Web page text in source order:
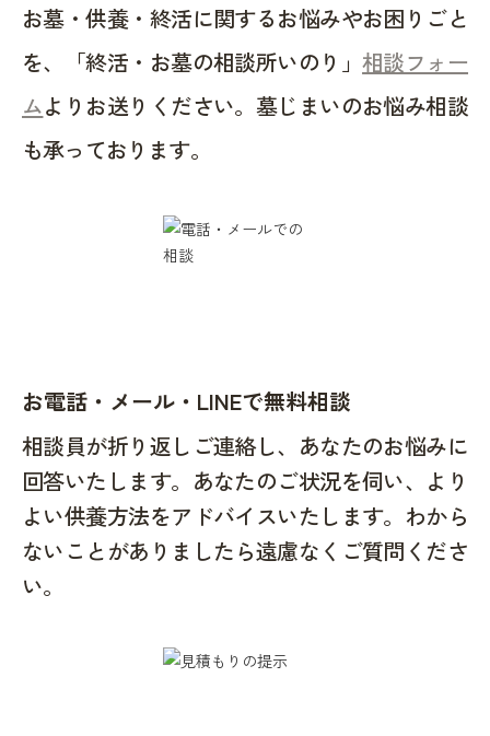
お墓・供養・終活に関するお悩みやお困りごと
を、「終活・お墓の相談所いのり」相談フォー
ムよりお送りください。墓じまいのお悩み相談
も承っております。
お電話・メール・LINEで無料相談
相談員が折り返しご連絡し、あなたのお悩みに
回答いたします。あなたのご状況を伺い、より
よい供養方法をアドバイスいたします。わから
ないことがありましたら遠慮なくご質問くださ
い。